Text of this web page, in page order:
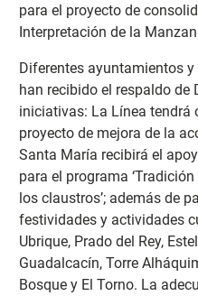
para el proyecto de
Interpretación de la
Diferentes ayuntamientos
han recibido el respaldo de
iniciativas: La Línea tendrá
proyecto de mejora de la
Santa María recibirá el
para el programa
los claustros’; además de
festividades y actividades
Ubrique, Prado del Rey,
Guadalcacín, Torre
Bosque y El Torno. La